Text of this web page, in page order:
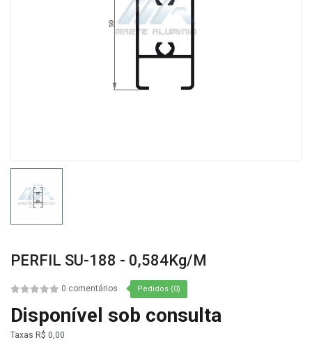
PERFIL SU-188 - 0,584Kg/m
0 comentários Pedidos (0)
Disponível sob consulta
Taxas R$ 0,00